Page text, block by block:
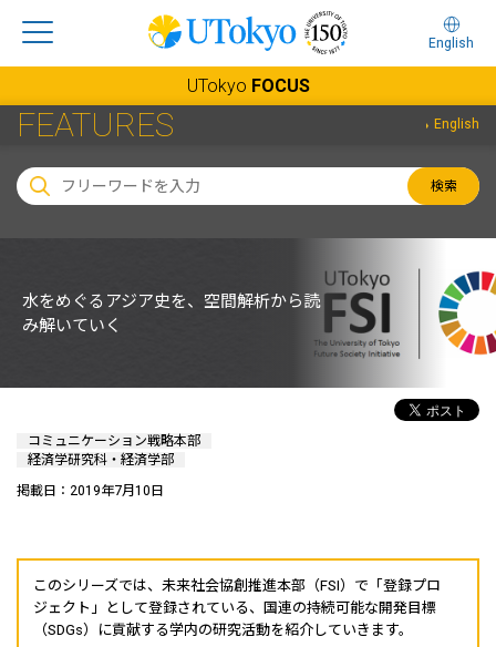
English
UTokyo FOCUS
FEATURES English
検索
水をめぐるアジア史を、空間解析から読
み解いていく
コミュニケーション戦略本部
経済学研究科・経済学部
掲載日：2019年7月10日
このシリーズでは、未来社会協創推進本部（FSI）で「登録プロ
ジェクト」として登録されている、国連の持続可能な開発目標
（SDGs）に貢献する学内の研究活動を紹介していきます。